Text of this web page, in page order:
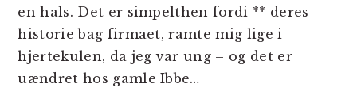
en hals. Det er simpelthen fordi ** deres
historie bag firmaet, ramte mig lige i
hjertekulen, da jeg var ung – og det er
uændret hos gamle Ibbe…